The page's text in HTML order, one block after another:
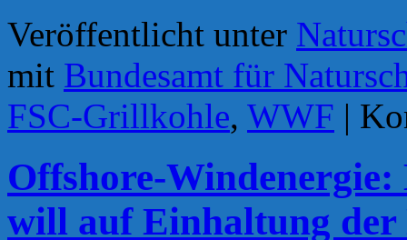
Veröffentlicht unter
mit Bundesamt für
FSC-Grillkohle, WWF |
Offshore-
will auf Einhaltung der